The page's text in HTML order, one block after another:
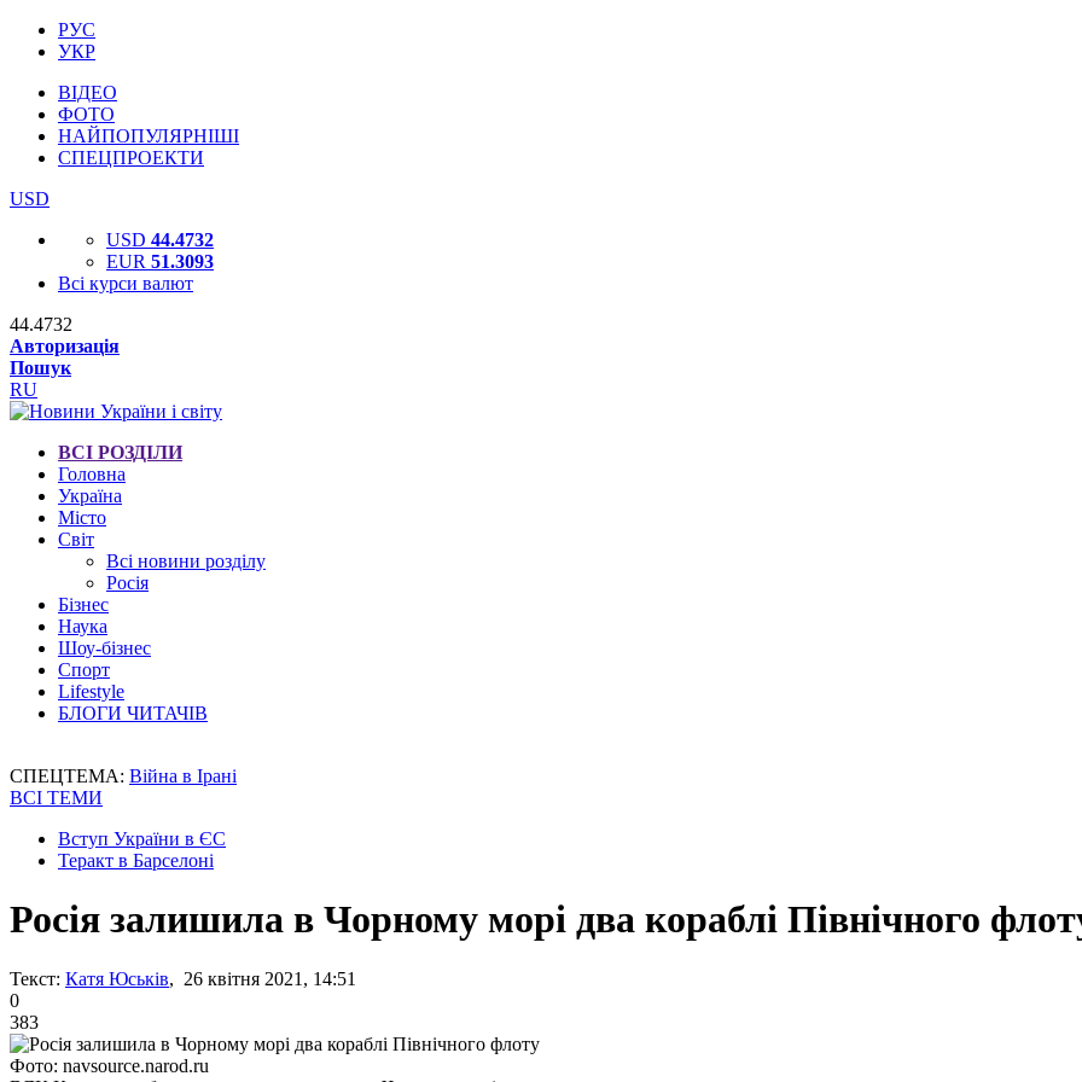
РУС
УКР
ВІДЕО
ФОТО
НАЙПОПУЛЯРНІШІ
СПЕЦПРОЕКТИ
USD
USD 44.4732
EUR 51.3093
Всі курси валют
44.4732
Авторизація
Пошук
RU
ВСІ РОЗДІЛИ
Головна
Україна
Місто
Світ
Всі новини розділу
Росія
Бізнес
Наука
Шоу-бізнес
Спорт
Lifestyle
БЛОГИ ЧИТАЧІВ
СПЕЦТЕМА: Війна в Ірані
ВСІ ТЕМИ
Вступ України в ЄС
Теракт в Барселоні
Росія залишила в Чорному морі два кораблі Північного
Текст: Катя Юськів, 26 квітня 2021, 14:51
0
383
Фото: navsource.narod.ru